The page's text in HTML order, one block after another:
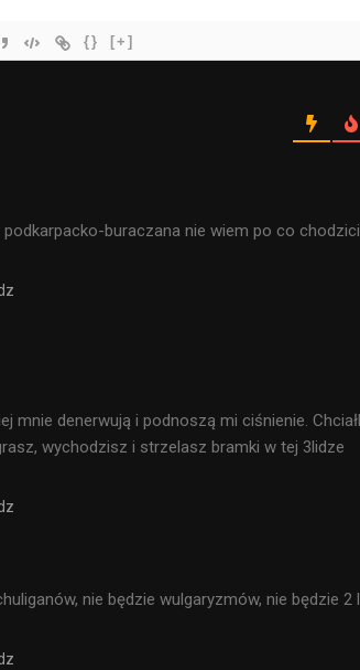
{} [+]
podkarpacko-buraczana nie wiem po co
mnie denerwują i podnoszą mi ciśnienie.
wychodzisz i strzelasz bramki w tej 3lidze
nie będzie wulgaryzmów, nie będzie 2